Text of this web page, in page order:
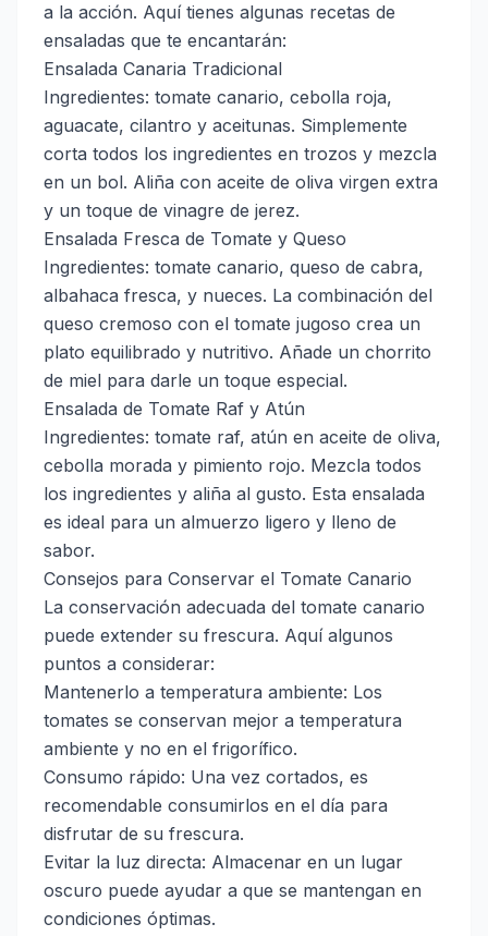
a la acción. Aquí tienes algunas recetas de
ensaladas que te encantarán:
Ensalada Canaria Tradicional
Ingredientes: tomate canario, cebolla roja,
aguacate, cilantro y aceitunas. Simplemente
corta todos los ingredientes en trozos y mezcla
en un bol. Aliña con aceite de oliva virgen extra
y un toque de vinagre de jerez.
Ensalada Fresca de Tomate y Queso
Ingredientes: tomate canario, queso de cabra,
albahaca fresca, y nueces. La combinación del
queso cremoso con el tomate jugoso crea un
plato equilibrado y nutritivo. Añade un chorrito
de miel para darle un toque especial.
Ensalada de Tomate Raf y Atún
Ingredientes: tomate raf, atún en aceite de oliva,
cebolla morada y pimiento rojo. Mezcla todos
los ingredientes y aliña al gusto. Esta ensalada
es ideal para un almuerzo ligero y lleno de
sabor.
Consejos para Conservar el Tomate Canario
La conservación adecuada del tomate canario
puede extender su frescura. Aquí algunos
puntos a considerar:
Mantenerlo a temperatura ambiente: Los
tomates se conservan mejor a temperatura
ambiente y no en el frigorífico.
Consumo rápido: Una vez cortados, es
recomendable consumirlos en el día para
disfrutar de su frescura.
Evitar la luz directa: Almacenar en un lugar
oscuro puede ayudar a que se mantengan en
condiciones óptimas.